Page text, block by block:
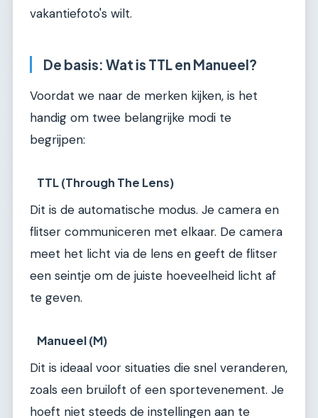
vakantiefoto's wilt.
De basis: Wat is TTL en Manueel?
Voordat we naar de merken kijken, is het
handig om twee belangrijke modi te
begrijpen:
TTL (Through The Lens)
Dit is de automatische modus. Je camera en
flitser communiceren met elkaar. De camera
meet het licht via de lens en geeft de flitser
een seintje om de juiste hoeveelheid licht af
te geven.
Manueel (M)
Dit is ideaal voor situaties die snel veranderen,
zoals een bruiloft of een sportevenement. Je
hoeft niet steeds de instellingen aan te